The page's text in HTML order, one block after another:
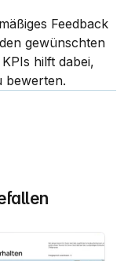
Feedback
gewünschten
hilft dabei,
bewerten.